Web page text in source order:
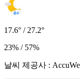
17.6° / 27.2°
23% / 57%
날씨 제공사 :